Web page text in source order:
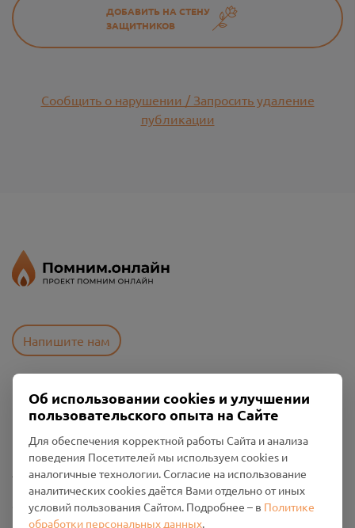
ДОБАВИТЬ НА СТЕНУ
ЗАЩИТНИКОВ
Сообщить о нарушении / Запросить удаление
публикации
Напишите нам
Пользовательское соглашение
Политика конфиденциальности
Промо-материалы
Настройки cookies
Общество с ограниченной ответственностью «Смоленский
Проект Помним»
Об использовании cookies и улучшении
пользовательского опыта на Сайте
Для обеспечения корректной работы Сайта и анализа
поведения Посетителей мы используем cookies и
аналогичные технологии. Согласие на использование
аналитических cookies даётся Вами отдельно от иных
условий пользования Сайтом. Подробнее – в Политике
обработки персональных данных.